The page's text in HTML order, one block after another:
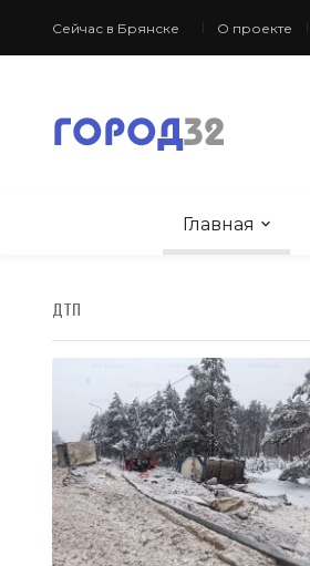
Сейчас в Брянске О проекте
Главная
ДТП